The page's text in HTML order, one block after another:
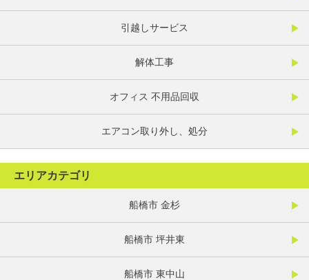
引越しサービス
解体工事
オフィス 不用品回収
エアコン取り外し、処分
エリアカテゴリ
船橋市 金杉
船橋市 坪井東
船橋市 東中山